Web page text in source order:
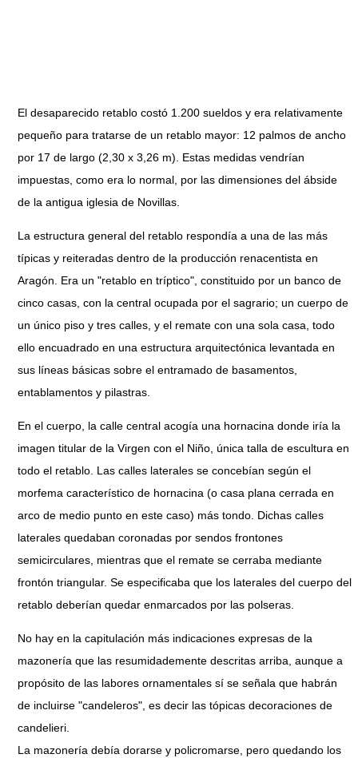
El desaparecido retablo costó 1.200 sueldos y era relativamente
pequeño para tratarse de un retablo mayor: 12 palmos de ancho
por 17 de largo (2,30 x 3,26 m). Estas medidas vendrían
impuestas, como era lo normal, por las dimensiones del ábside
de la antigua iglesia de Novillas.
La estructura general del retablo respondía a una de las más
típicas y reiteradas dentro de la producción renacentista en
Aragón. Era un "retablo en tríptico", constituido por un banco de
cinco casas, con la central ocupada por el sagrario; un cuerpo de
un único piso y tres calles, y el remate con una sola casa, todo
ello encuadrado en una estructura arquitectónica levantada en
sus líneas básicas sobre el entramado de basamentos,
entablamentos y pilastras.
En el cuerpo, la calle central acogía una hornacina donde iría la
imagen titular de la Virgen con el Niño, única talla de escultura en
todo el retablo. Las calles laterales se concebían según el
morfema característico de hornacina (o casa plana cerrada en
arco de medio punto en este caso) más tondo. Dichas calles
laterales quedaban coronadas por sendos frontones
semicirculares, mientras que el remate se cerraba mediante
frontón triangular. Se especificaba que los laterales del cuerpo del
retablo deberían quedar enmarcados por las polseras.
No hay en la capitulación más indicaciones expresas de la
mazonería que las resumidademente descritas arriba, aunque a
propósito de las labores ornamentales sí se señala que habrán
de incluirse "candeleros", es decir las tópicas decoraciones de
candelieri.
La mazonería debía dorarse y policromarse, pero quedando los